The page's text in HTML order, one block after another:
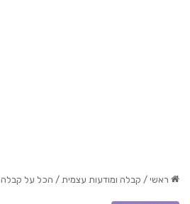
ראשי / קבלה ומודעות עצמית / הכל על קבלה